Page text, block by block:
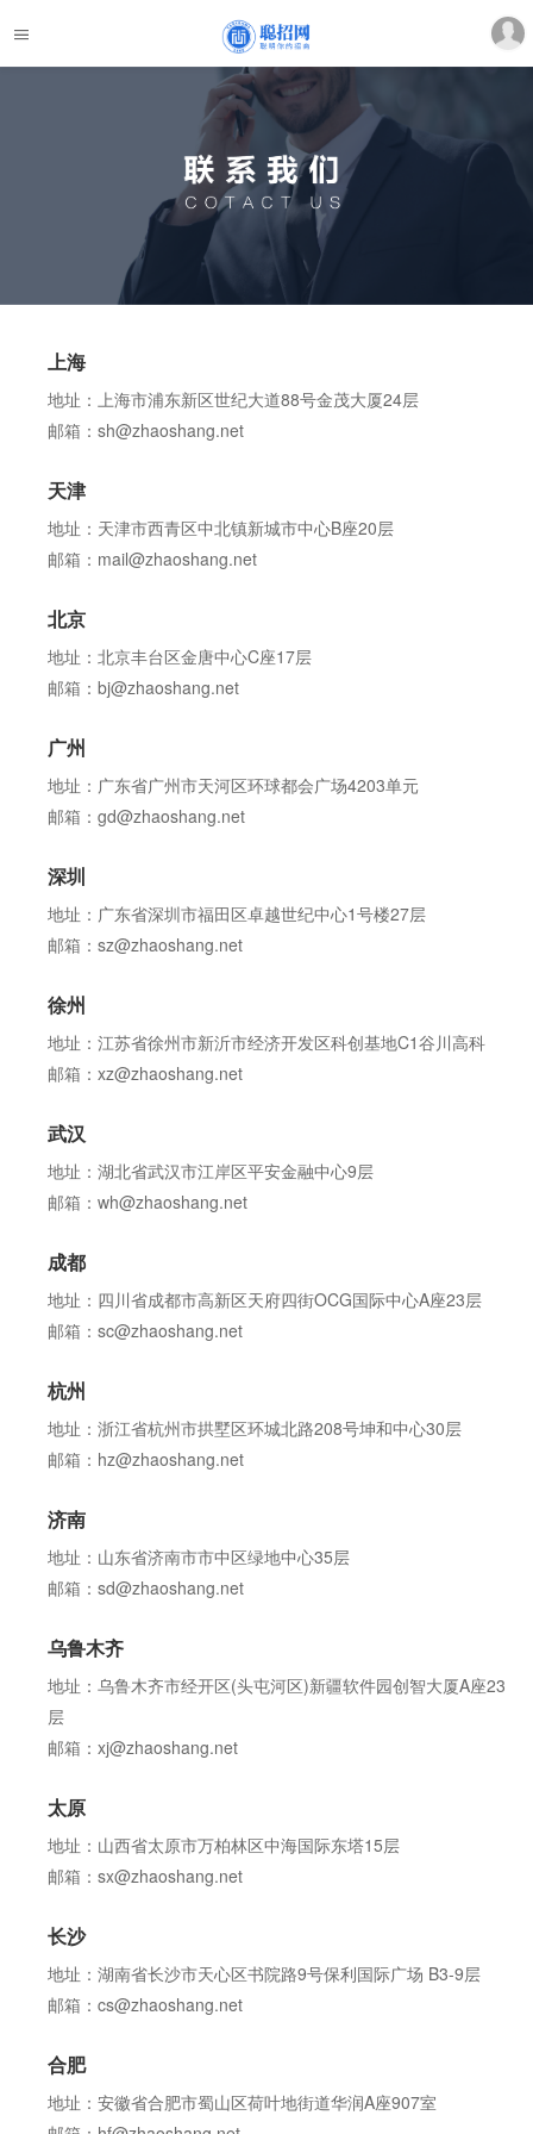
上海
地址：上海市浦东新区世纪大道88号金茂大厦24层
邮箱：sh@zhaoshang.net
天津
地址：天津市西青区中北镇新城市中心B座20层
邮箱：mail@zhaoshang.net
北京
地址：北京丰台区金唐中心C座17层
邮箱：bj@zhaoshang.net
广州
地址：广东省广州市天河区环球都会广场4203单元
邮箱：gd@zhaoshang.net
深圳
地址：广东省深圳市福田区卓越世纪中心1号楼27层
邮箱：sz@zhaoshang.net
徐州
地址：江苏省徐州市新沂市经济开发区科创基地C1谷川高科
邮箱：xz@zhaoshang.net
武汉
地址：湖北省武汉市江岸区平安金融中心9层
邮箱：wh@zhaoshang.net
成都
地址：四川省成都市高新区天府四街OCG国际中心A座23层
邮箱：sc@zhaoshang.net
杭州
地址：浙江省杭州市拱墅区环城北路208号坤和中心30层
邮箱：hz@zhaoshang.net
济南
地址：山东省济南市市中区绿地中心35层
邮箱：sd@zhaoshang.net
乌鲁木齐
地址：乌鲁木齐市经开区(头屯河区)新疆软件园创智大厦A座23
层
邮箱：xj@zhaoshang.net
太原
地址：山西省太原市万柏林区中海国际东塔15层
邮箱：sx@zhaoshang.net
长沙
地址：湖南省长沙市天心区书院路9号保利国际广场 B3-9层
邮箱：cs@zhaoshang.net
合肥
地址：安徽省合肥市蜀山区荷叶地街道华润A座907室